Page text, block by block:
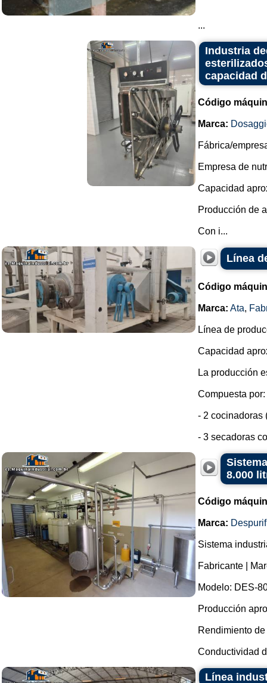
...
Industria
capacidad
Código
Marca:
Fábrica/
Empresa de
Capacidad
Producción de
Con i...
Línea
Código
Marca: Ata,
Línea de
Capacidad
La producción
Compuesta por:
- 2 cocinadoras
- 3 secadoras
8.000
Código
Marca:
Sistema
Fabricante |
Modelo: DES-
Producción
Rendimiento
Conductividad
Línea